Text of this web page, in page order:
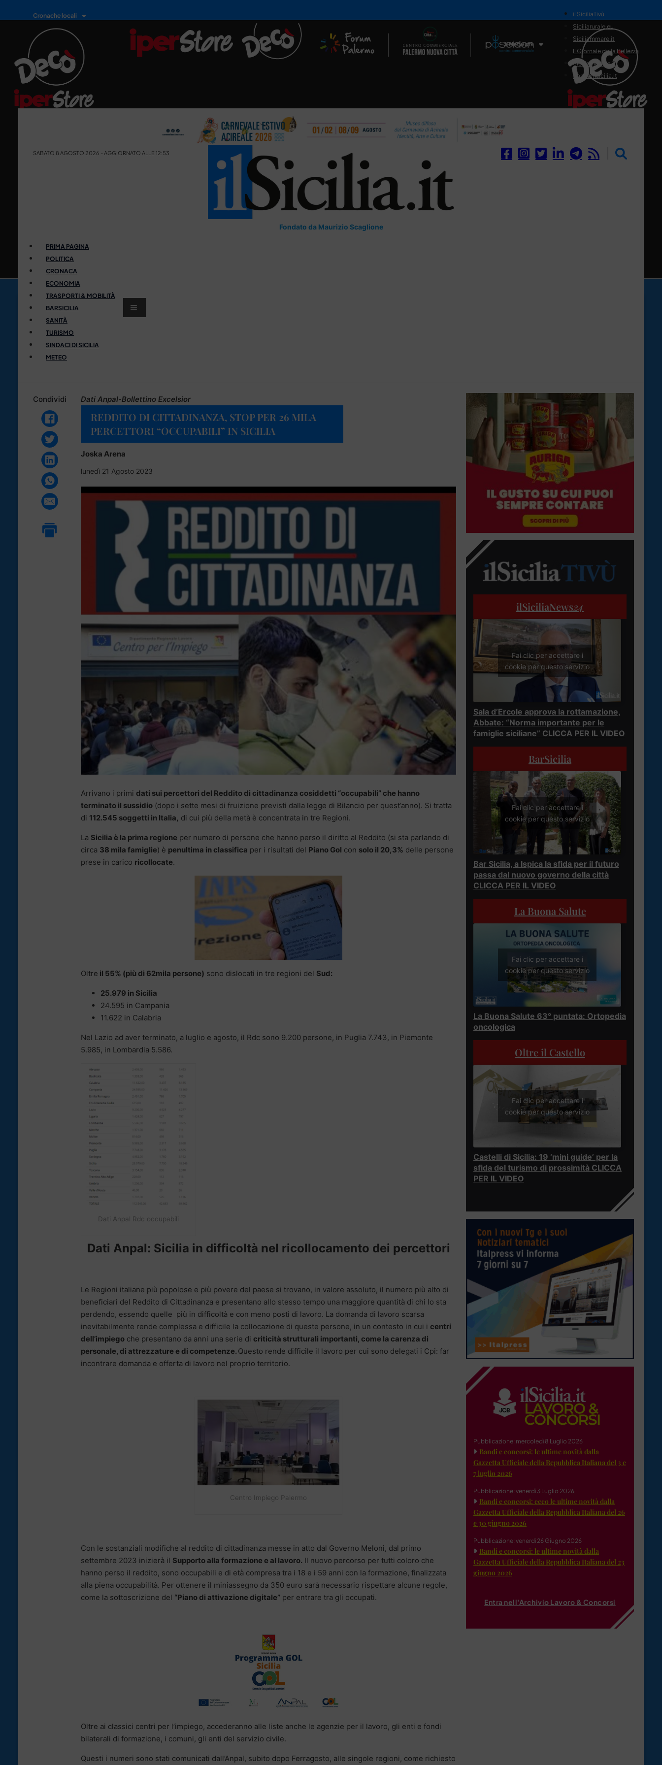
Cronache locali
Il Network
il SiciliaTivù
Siciliarurale.eu
Siciliammare.it
Il Giornale della Bellezza
Siciliamedica.it
Sanitainsicilia.it
SABATO 8 AGOSTO 2026 - AGGIORNATO ALLE 12:53
Fondato da Maurizio Scaglione
PRIMA PAGINA
POLITICA
CRONACA
ECONOMIA
TRASPORTI & MOBILITÀ
BARSICILIA
SANITÀ
TURISMO
SINDACI DI SICILIA
METEO
Condividi Dati Anpal-Bollettino Excelsior
REDDITO DI CITTADINANZA, STOP PER 26 MILA
PERCETTORI “OCCUPABILI” IN SICILIA
Joska Arena
lunedì 21 Agosto 2023
Arrivano i primi dati sui percettori del Reddito di cittadinanza cosiddetti “occupabili” che hanno
terminato il sussidio (dopo i sette mesi di fruizione previsti dalla legge di Bilancio per quest’anno). Si tratta
di 112.545 soggetti in Italia, di cui più della metà è concentrata in tre Regioni.
La Sicilia è la prima regione per numero di persone che hanno perso il diritto al Reddito (si sta parlando di
circa 38 mila famiglie) è penultima in classifica per i risultati del Piano Gol con solo il 20,3% delle persone
prese in carico ricollocate.
Oltre il 55% (più di 62mila persone) sono dislocati in tre regioni del Sud:
25.979 in Sicilia
24.595 in Campania
11.622 in Calabria
Nel Lazio ad aver terminato, a luglio e agosto, il Rdc sono 9.200 persone, in Puglia 7.743, in Piemonte
5.985, in Lombardia 5.586.
Dati Anpal Rdc occupabili
Dati Anpal: Sicilia in difficoltà nel ricollocamento dei percettori
Le Regioni italiane più popolose e più povere del paese si trovano, in valore assoluto, il numero più alto di
beneficiari del Reddito di Cittadinanza e presentano allo stesso tempo una maggiore quantità di chi lo sta
perdendo, essendo quelle più in difficoltà e con meno posti di lavoro. La domanda di lavoro scarsa
inevitabilmente rende complessa e difficile la collocazione di queste persone, in un contesto in cui i centri
dell’impiego che presentano da anni una serie di criticità strutturali importanti, come la carenza di
personale, di attrezzature e di competenze. Questo rende difficile il lavoro per cui sono delegati i Cpi: far
incontrare domanda e offerta di lavoro nel proprio territorio.
Centro Impiego Palermo
Con le sostanziali modifiche al reddito di cittadinanza messe in atto dal Governo Meloni, dal primo
settembre 2023 inizierà il Supporto alla formazione e al lavoro. Il nuovo percorso per tutti coloro che
hanno perso il reddito, sono occupabili e di età compresa tra i 18 e i 59 anni con la formazione, finalizzata
alla piena occupabilità. Per ottenere il miniassegno da 350 euro sarà necessario rispettare alcune regole,
come la sottoscrizione del “Piano di attivazione digitale” per entrare tra gli occupati.
Oltre ai classici centri per l’impiego, accederanno alle liste anche le agenzie per il lavoro, gli enti e fondi
bilaterali di formazione, i comuni, gli enti del servizio civile.
Questi i numeri sono stati comunicati dall’Anpal, subito dopo Ferragosto, alle singole regioni, come richiesto
ilSiciliaNews24
Fai clic per accettare i
cookie per questo servizio
Sala d’Ercole approva la rottamazione,
Abbate: “Norma importante per le
famiglie siciliane” CLICCA PER IL VIDEO
BarSicilia
Fai clic per accettare i
cookie per questo servizio
Bar Sicilia, a Ispica la sfida per il futuro
passa dal nuovo governo della città
CLICCA PER IL VIDEO
La Buona Salute
Fai clic per accettare i
cookie per questo servizio
La Buona Salute 63° puntata: Ortopedia
oncologica
Oltre il Castello
Fai clic per accettare i
cookie per questo servizio
Castelli di Sicilia: 19 ‘mini guide’ per la
sfida del turismo di prossimità CLICCA
PER IL VIDEO
Pubblicazione: mercoledì 8 Luglio 2026
Bandi e concorsi: le ultime novità dalla
Gazzetta Ufficiale della Repubblica Italiana del 3 e
7 luglio 2026
Pubblicazione: venerdì 3 Luglio 2026
Bandi e concorsi: ecco le ultime novità dalla
Gazzetta Ufficiale della Repubblica Italiana del 26
e 30 giugno 2026
Pubblicazione: venerdì 26 Giugno 2026
Bandi e concorsi: le ultime novità dalla
Gazzetta Ufficiale della Repubblica Italiana del 23
giugno 2026
Entra nell'Archivio Lavoro & Concorsi